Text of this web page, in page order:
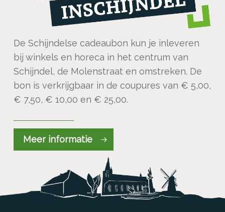
De Schijndelse cadeaubon kun je inleveren
bij winkels en horeca in het centrum van
Schijndel, de Molenstraat en omstreken. De
bon is verkrijgbaar in de coupures van € 5,00,
€ 7,50, € 10,00 en € 25,00.
Meer informatie